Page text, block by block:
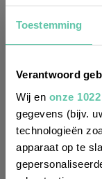
Toestemming
Verantwoord
Wij en onze
gegevens (bijv.
technologieën
apparaat op te
Wil je
van de
en
je dan